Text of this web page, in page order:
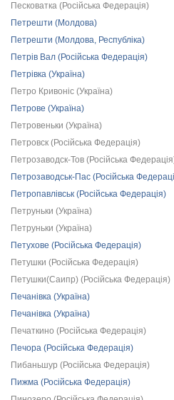
Песковатка (Російська Федерація)
Петрешти (Молдова)
Петрешти (Молдова, Республіка)
Петрів Вал (Російська Федерація)
Петрівка (Україна)
Петро Кривоніс (Україна)
Петрове (Україна)
Петровеньки (Україна)
Петровск (Російська Федерація)
Петрозаводск-Тов (Російська
Петрозаводськ-Пас (Російська
Петропавлівськ (Російська Федерація)
Петруньки (Україна)
Петруньки (Україна)
Петухове (Російська Федерація)
Петушки (Російська Федерація)
Петушки(Саипр) (Російська Федерація)
Печанівка (Україна)
Печанівка (Україна)
Печаткино (Російська Федерація)
Печора (Російська Федерація)
Пибаньшур (Російська Федерація)
Пижма (Російська Федерація)